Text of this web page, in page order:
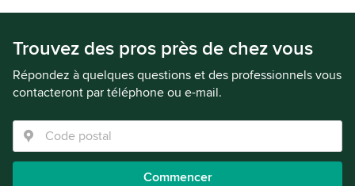
Trouvez des pros près de chez vous
Répondez à quelques questions et des professionnels vous
contacteront par téléphone ou e-mail.
Commencer